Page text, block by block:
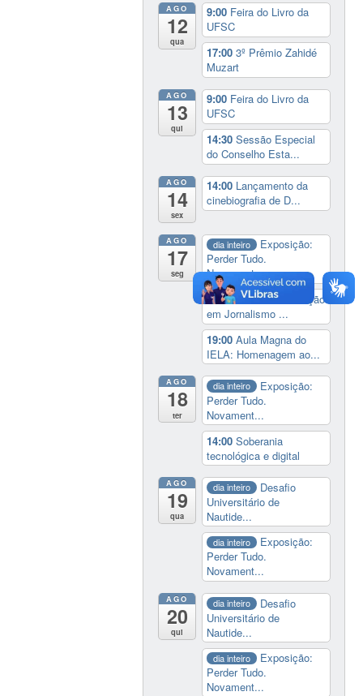
AGO
12
qua
9:00 Feira do Livro da
UFSC
17:003º Prêmio Zahidé
Muzart
AGO
13
qui
9:00 Feira do Livro da
UFSC
14:30Sessão Especial
do Conselho Esta...
AGO
14
sex
14:00 Lançamento da
cinebiografia de D...
AGO
17
seg
dia inteiro
Exposição:
Perder Tudo.
Novament...
16:00 Curso de formação
em Jornalismo ...
19:00Aula Magna do
IELA: Homenagem ao...
AGO
18
ter
dia inteiro
Exposição:
Perder Tudo.
Novament...
14:00Soberania
tecnológica e digital
AGO
19
qua
dia inteiro
Desafio
Universitário de
Nautide...
dia inteiro
Exposição:
Perder Tudo.
Novament...
AGO
20
qui
dia inteiro
Desafio
Universitário de
Nautide...
dia inteiro
Exposição:
Perder Tudo.
Novament...